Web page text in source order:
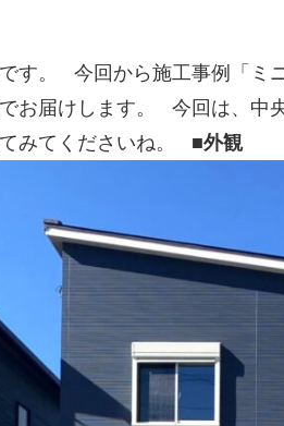
す。 今回から施工事例「ミ
お届けします。 今回は、中
みてくださいね。 ■外観